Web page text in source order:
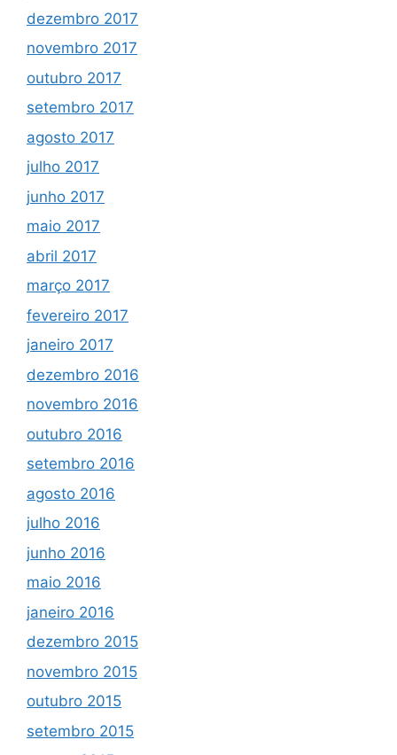
dezembro 2017
novembro 2017
outubro 2017
setembro 2017
agosto 2017
julho 2017
junho 2017
maio 2017
abril 2017
março 2017
fevereiro 2017
janeiro 2017
dezembro 2016
novembro 2016
outubro 2016
setembro 2016
agosto 2016
julho 2016
junho 2016
maio 2016
janeiro 2016
dezembro 2015
novembro 2015
outubro 2015
setembro 2015